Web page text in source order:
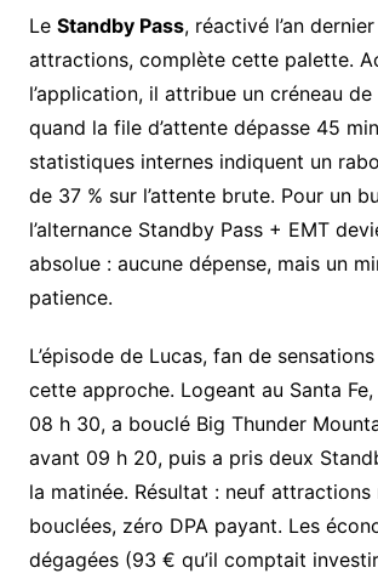
Le Standby Pass, réactivé l’an
attractions, complète cette palette.
l’application, il attribue un créneau de
quand la file d’attente dépasse 45
statistiques internes indiquent un
de 37 % sur l’attente brute. Pour un
l’alternance Standby Pass + EMT
absolue : aucune dépense, mais un
patience.
L’épisode de Lucas, fan de
cette approche. Logeant au Santa
08 h 30, a bouclé Big Thunder
avant 09 h 20, puis a pris deux
la matinée. Résultat : neuf attractions
bouclées, zéro DPA payant. Les
dégagées (93 € qu’il comptait